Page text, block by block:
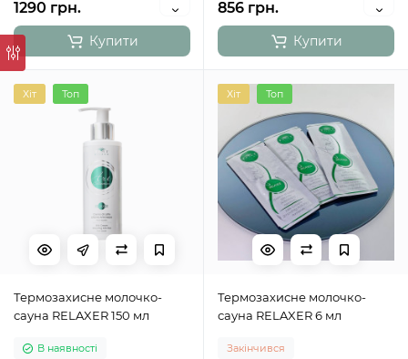
1290 грн.
Купити
856 грн.
Купити
Хіт Топ
Термозахисне молочко-
сауна RELAXER 150 мл
В наявності
Хіт Топ
Термозахисне молочко-
сауна RELAXER 6 мл
Закінчився